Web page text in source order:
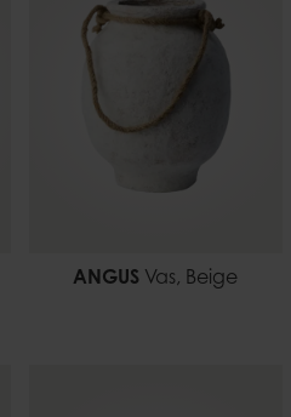
ANGUS Vas, Beige